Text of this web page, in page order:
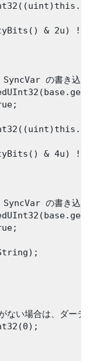
& 2u) !=
の書き込み
& 4u) !=
の書き込み
い場合は、ダーテ